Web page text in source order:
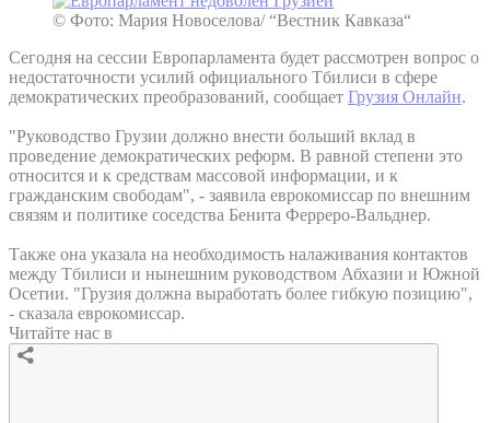
© Фото: Мария Новоселова/ “Вестник Кавказа“
Сегодня на сессии Европарламента будет рассмотрен вопрос о
недостаточности усилий официального Тбилиси в сфере
демократических преобразований, сообщает Грузия Онлайн.
"Руководство Грузии должно внести больший вклад в
проведение демократических реформ. В равной степени это
относится и к средствам массовой информации, и к
гражданским свободам", - заявила еврокомиссар по внешним
связям и политике соседства Бенита Ферреро-Вальднер.
Также она указала на необходимость налаживания контактов
между Тбилиси и нынешним руководством Абхазии и Южной
Осетии. "Грузия должна выработать более гибкую позицию",
- сказала еврокомиссар.
Читайте нас в